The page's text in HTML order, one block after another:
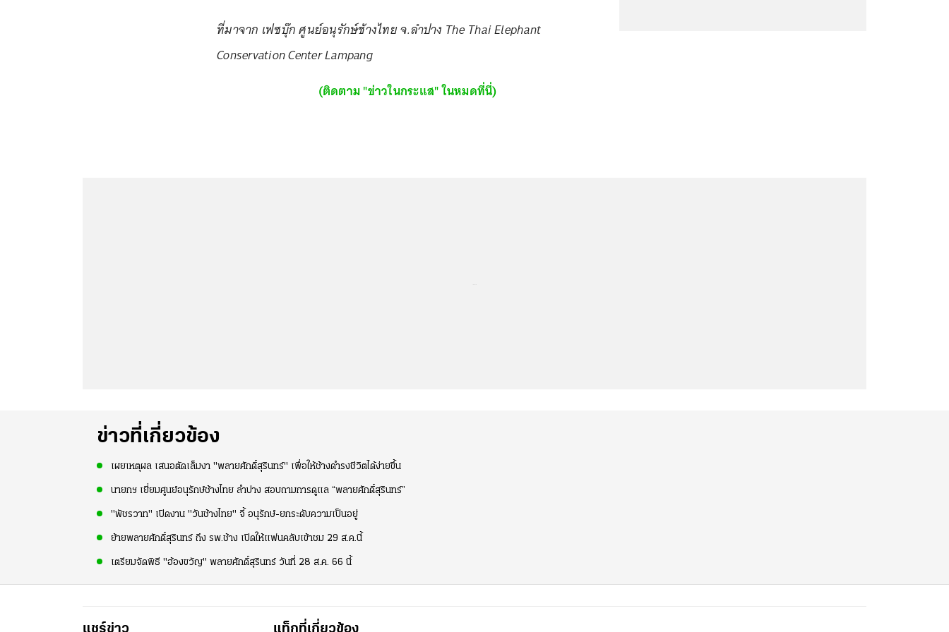
ที่มาจาก เฟซบุ๊ก ศูนย์อนุรักษ์ช้างไทย จ.ลำปาง The Thai Elephant
Conservation Center Lampang
(ติดตาม "ข่าวในกระแส" ในหมดที่นี่)
ข่าวที่เกี่ยวข้อง
เผยเหตุผล เสนอตัดเล็มงา "พลายศักดิ์สุรินทร์" เพื่อให้ช้างดำรงชีวิตได้ง่ายขึ้น
นายกฯ เยี่ยมศูนย์อนุรักษ์ช้างไทย ลำปาง สอบถามการดูแล “พลายศักดิ์สุรินทร์”
"พัชรวาท" เปิดงาน "วันช้างไทย" จี้ อนุรักษ์-ยกระดับความเป็นอยู่
ย้ายพลายศักดิ์สุรินทร์ ถึง รพ.ช้าง เปิดให้แฟนคลับเข้าชม 29 ส.ค.นี้
เตรียมจัดพิธี "ฮ้องขวัญ" พลายศักดิ์สุรินทร์ วันที่ 28 ส.ค. 66 นี้